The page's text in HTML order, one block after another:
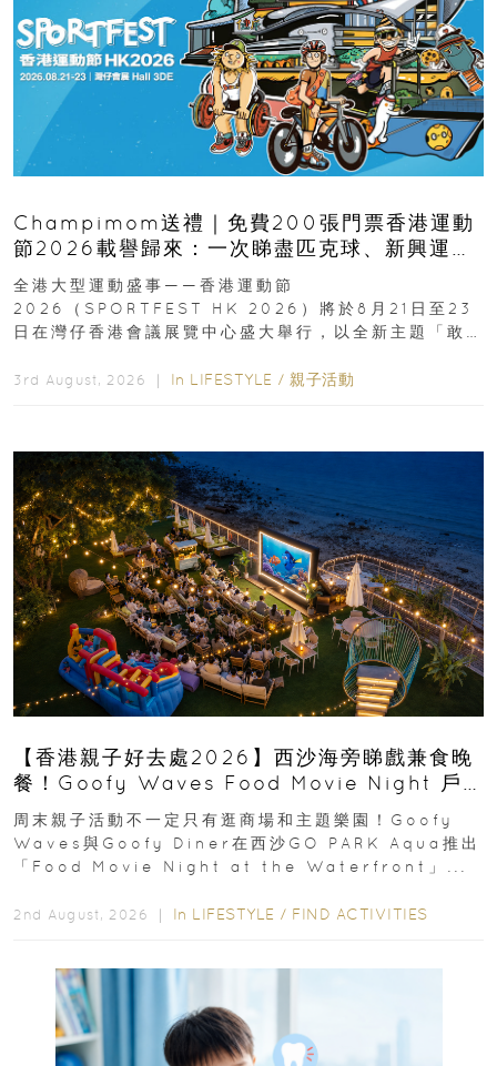
Champimom送禮｜免費200張門票香港運動
節2026載譽歸來：一次睇盡匹克球、新興運
動、街舞比賽＋逾百運動品牌展覽
全港大型運動盛事——香港運動節
2026（SPORTFEST HK 2026）將於8月21日至23
日在灣仔香港會議展覽中心盛大舉行，以全新主題「敢
3rd August, 2026 ｜ In LIFESTYLE / 親子活動
【香港親子好去處2026】西沙海旁睇戲兼食晚
餐！Goofy Waves Food Movie Night 戶
外影院逢週末登場
周末親子活動不一定只有逛商場和主題樂園！Goofy
Waves與Goofy Diner在西沙GO PARK Aqua推出
「Food Movie Night at the Waterfront」...
2nd August, 2026 ｜ In LIFESTYLE / FIND ACTIVITIES